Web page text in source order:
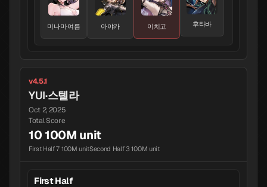
미나미·여름 아야카 이치고 후타바
v4.5.1
YUI·스텔라
Oct 2, 2025
Total Score
10 100M unit
First Half 7 100M unitSecond Half 3 100M unit
First Half